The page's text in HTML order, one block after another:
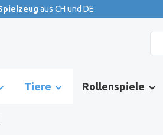
springen
aus CH und DE
Tiere Rollenspiele